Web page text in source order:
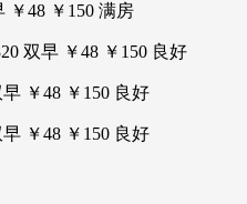
48 ￥150 满房
双早 ￥48 ￥150 良好
￥48 ￥150 良好
￥48 ￥150 良好